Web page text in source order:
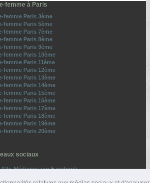
femme à Paris
femme Paris 3ème
femme Paris 5ème
femme Paris 7ème
femme Paris 8ème
femme Paris 9ème
femme Paris 10ème
femme Paris 11ème
femme Paris 12ème
femme Paris 13ème
femme Paris 14ème
femme Paris 15ème
femme Paris 16ème
femme Paris 17ème
femme Paris 18ème
femme Paris 19ème
femme Paris 20ème
sociaux
Allo-Médecins sur Facebook
Suivez-nous sur Twitter